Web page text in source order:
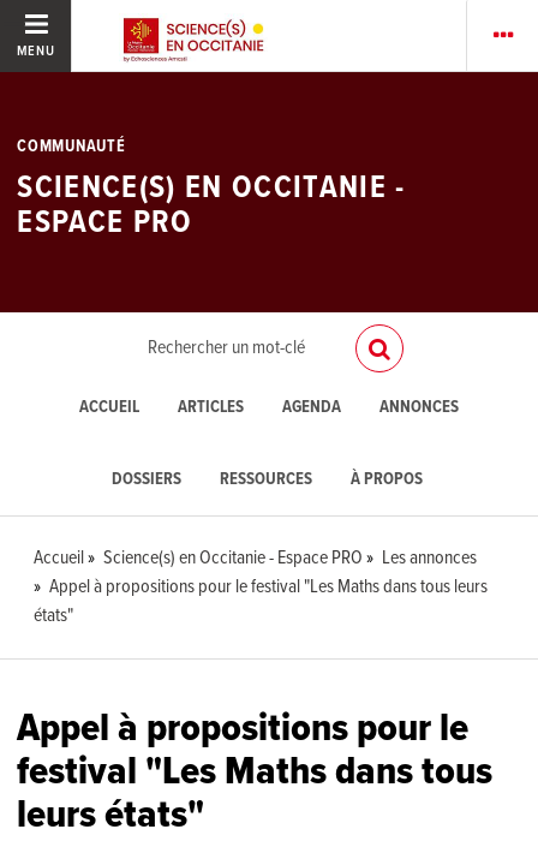
MENU
COMMUNAUTÉ
SCIENCE(S) EN OCCITANIE -
ESPACE PRO
ACCUEIL ARTICLES AGENDA ANNONCES
DOSSIERS RESSOURCES À PROPOS
Accueil Science(s) en Occitanie - Espace PRO
Les annonces
Appel à propositions pour le festival "Les Maths dans tous leurs
états"
Appel à propositions pour le
festival "Les Maths dans tous
leurs états"